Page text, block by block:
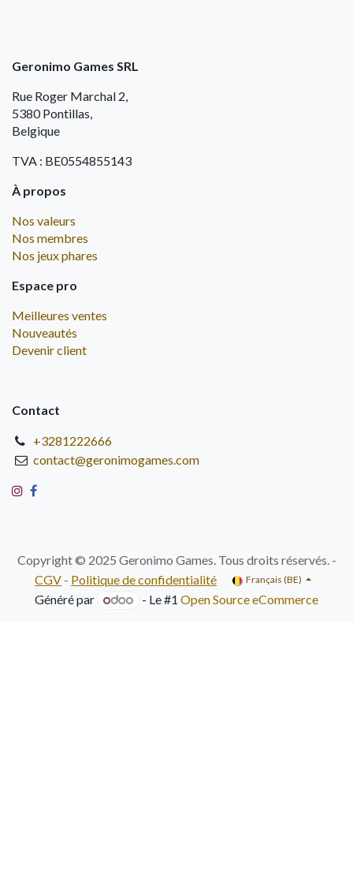
Geronimo Games SRL
Rue Roger Marchal 2,
5380 Pontillas,
Belgique
TVA : BE0554855143
À propos
Nos valeurs
Nos membres
Nos jeux phares
Espace pro
Meilleures ventes
Nouveautés
Devenir client
Contact
+3281222666
contact@geronimogames.com
Copyright © 2025 Geronimo Games. Tous droits réservés. -
CGV - Politique de confidentialité Français (BE)
Généré par - Le #1Open Source eCommerce